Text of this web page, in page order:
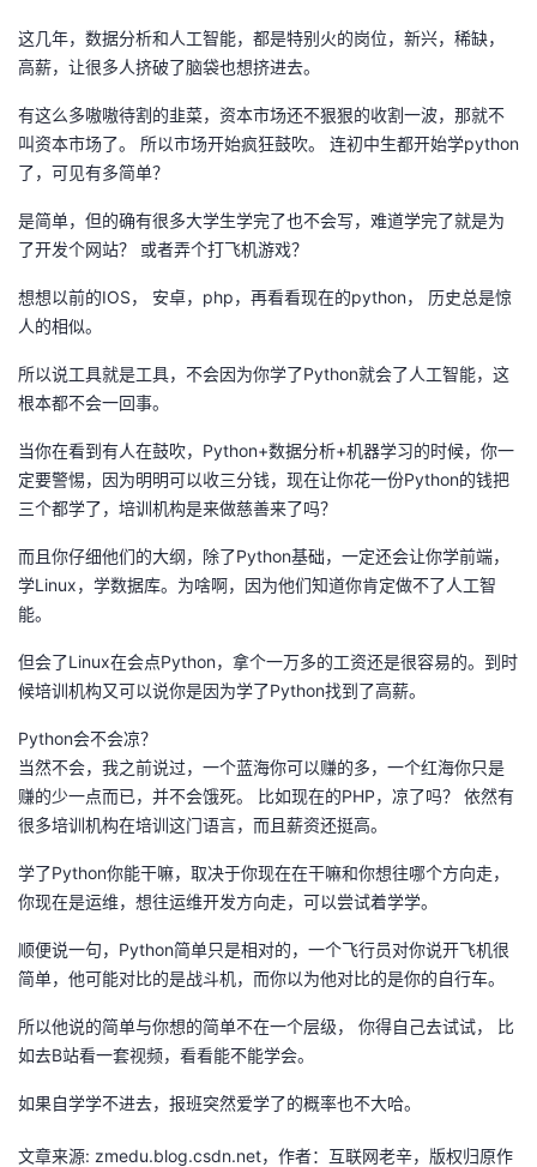
动
关
注
的
开
发
者
学
我
的
程
我
认
的
验
我
收
藏
我
的
Programs
我
的
支
持
的
技
支
我
的
声
议
这几年，数据分析和人工智能，都是特别火的岗位，新兴，稀缺，
高薪，让很多人挤破了脑袋也想挤进去。
有这么多嗷嗷待割的韭菜，资本市场还不狠狠的收割一波，那就不
叫资本市场了。 所以市场开始疯狂鼓吹。 连初中生都开始学python
了，可见有多简单？
是简单，但的确有很多大学生学完了也不会写，难道学完了就是为
了开发个网站？ 或者弄个打飞机游戏？
想想以前的IOS， 安卓，php，再看看现在的python， 历史总是惊
人的相似。
所以说工具就是工具，不会因为你学了Python就会了人工智能，这
根本都不会一回事。
当你在看到有人在鼓吹，Python+数据分析+机器学习的时候，你一
定要警惕，因为明明可以收三分钱，现在让你花一份Python的钱把
三个都学了，培训机构是来做慈善来了吗？
而且你仔细他们的大纲，除了Python基础，一定还会让你学前端，
学Linux，学数据库。为啥啊，因为他们知道你肯定做不了人工智
能。
但会了Linux在会点Python，拿个一万多的工资还是很容易的。到时
候培训机构又可以说你是因为学了Python找到了高薪。
Python会不会凉？
当然不会，我之前说过，一个蓝海你可以赚的多，一个红海你只是
赚的少一点而已，并不会饿死。 比如现在的PHP，凉了吗？ 依然有
很多培训机构在培训这门语言，而且薪资还挺高。
学了Python你能干嘛，取决于你现在在干嘛和你想往哪个方向走，
你现在是运维，想往运维开发方向走，可以尝试着学学。
顺便说一句，Python简单只是相对的，一个飞行员对你说开飞机很
简单，他可能对比的是战斗机，而你以为他对比的是你的自行车。
所以他说的简单与你想的简单不在一个层级， 你得自己去试试， 比
如去B站看一套视频，看看能不能学会。
如果自学学不进去，报班突然爱学了的概率也不大哈。
文章来源: zmedu.blog.csdn.net，作者：互联网老辛，版权归原作